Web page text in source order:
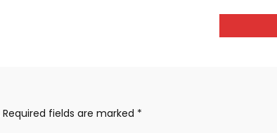
Required fields are marked *